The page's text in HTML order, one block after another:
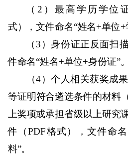
（ 2 ）最高学历学位
式），文件命名“姓名+单位+
（ 3 ）身份证正反面扫
件命名“姓名+单位+身份证”。
（4）个人相关获奖成
等证明符合遴选条件的材料
上奖项或承担省级以上研究
件（PDF格式），文件命
料”。